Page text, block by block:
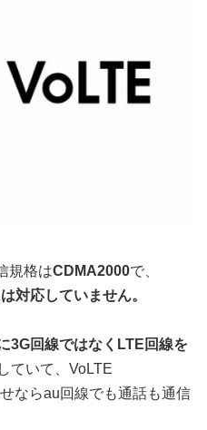
規格はCDMA2000で、
対応していません。
3G回線ではなくLTE回線を
していて、VoLTE
ならau回線でも通話も通信